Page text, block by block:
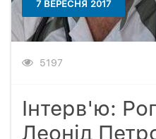
7 ВЕРЕСНЯ 2017
5197
Інтерв'ю:
Леонід